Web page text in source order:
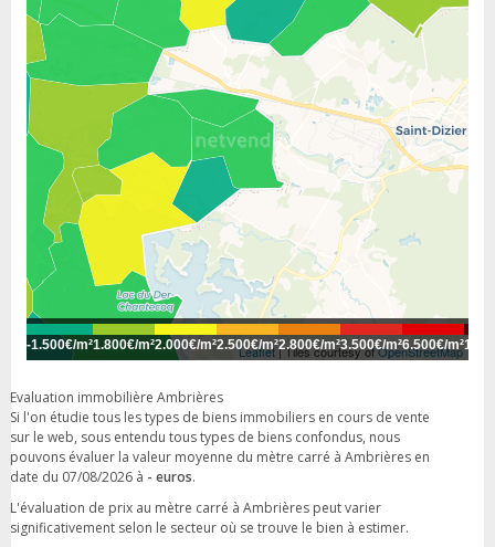
Leaflet| Tiles courtesy ofOpenStreetMap
-1.500€/m²1.800€/m²2.000€/m²2.500€/m²2.800€/m²3.500€/m²6.500€/m²
Evaluation immobilière Ambrières
Si l'on étudie tous les types de biens immobiliers en cours de vente
sur le web, sous entendu tous types de biens confondus, nous
pouvons évaluer la valeur moyenne du mètre carré à Ambrières en
date du 07/08/2026 à - euros.
L'évaluation de prix au mètre carré à Ambrières peut varier
significativement selon le secteur où se trouve le bien à estimer.